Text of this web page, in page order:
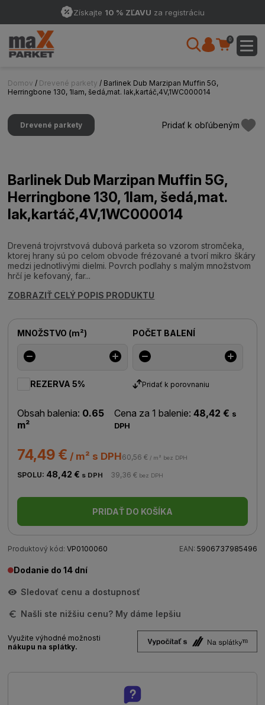
Získajte 10 % ZĽAVU za registráciu
0
Domov / Drevené parkety / Barlinek Dub Marzipan Muffin 5G,
Herringbone 130, 1lam, šedá,mat. lak,kartáč,4V,1WC000014
Drevené parkety Pridať k obľúbeným
Barlinek Dub Marzipan Muffin 5G,
Herringbone 130, 1lam, šedá,mat.
lak,kartáč,4V,1WC000014
Drevená trojvrstvová dubová parketa so vzorom stromčeka,
ktorej hrany sú po celom obvode frézované a tvorí mikro škáry
medzi jednotlivými dielmi. Povrch podlahy s malým množstvom
hrčí je kefovaný, far...
ZOBRAZIŤ CELÝ POPIS PRODUKTU
MNOŽSTVO (m²) POČET BALENÍ
REZERVA 5% Pridať k porovnaniu
Obsah balenia: 0.65
m²
Cena za 1 balenie: 48,42 € s
DPH
74,49 € / m² s DPH60,56 € / m² bez DPH
SPOLU: 48,42 € s DPH 39,36 € bez DPH
PRIDAŤ DO KOŠÍKA
Produktový kód: VP0100060 EAN: 5906737985496
Dodanie do 14 dní
Sledovať cenu a dostupnosť
Našli ste nižšiu cenu? My dáme lepšiu
Využite výhodné možnosti
nákupu na splátky.